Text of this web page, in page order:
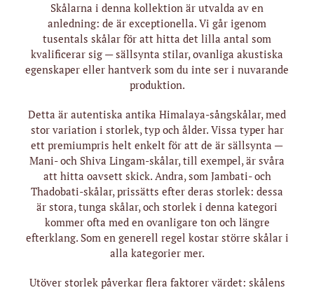
Skålarna i denna kollektion är utvalda av en
anledning: de är exceptionella. Vi går igenom
tusentals skålar för att hitta det lilla antal som
kvalificerar sig — sällsynta stilar, ovanliga akustiska
egenskaper eller hantverk som du inte ser i nuvarande
produktion.
Detta är autentiska antika Himalaya-sångskålar, med
stor variation i storlek, typ och ålder. Vissa typer har
ett premiumpris helt enkelt för att de är sällsynta —
Mani- och Shiva Lingam-skålar, till exempel, är svåra
att hitta oavsett skick. Andra, som Jambati- och
Thadobati-skålar, prissätts efter deras storlek: dessa
är stora, tunga skålar, och storlek i denna kategori
kommer ofta med en ovanligare ton och längre
efterklang. Som en generell regel kostar större skålar i
alla kategorier mer.
Utöver storlek påverkar flera faktorer värdet: skålens